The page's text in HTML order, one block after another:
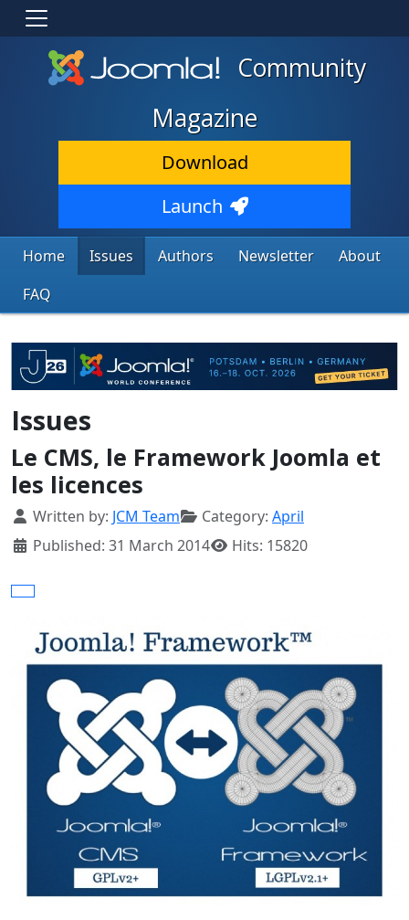
Community
Magazine
Download
Launch
Home Issues Authors Newsletter
About
FAQ
Issues
Le CMS, le Framework Joomla et
les licences
Details
Written by: JCM Team Category: April
Published: 31 March 2014
Hits: 15820